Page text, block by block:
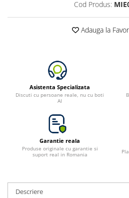
Toate panourile portabile
Kituri solare pentru balcon
Componente Fotovoltaice
Incarcatoare solare
Incarcatoare solare MPPT
Cabluri panouri fotovoltaice
Cod Produs:
Adauga la
Asistenta Specializata
Discuti cu persoane reale, nu cu boti
AI
Garantie reala
Produse originale cu garantie si
suport real in Romania
Descriere